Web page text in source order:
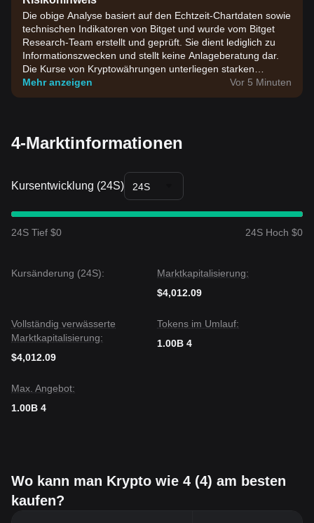
Die obige Analyse basiert auf den Echtzeit-Chartdaten sowie
technischen Indikatoren von Bitget und wurde vom Bitget
Research-Team erstellt und geprüft. Sie dient lediglich zu
Informationszwecken und stellt keine Anlageberatung dar.
Die Kurse von Kryptowährungen unterliegen starken
Schwankungen. Bitte treffen Sie Investmententscheidungen
entsprechend Ihrer eigenen Risikobereitschaft.
Mehr anzeigen Vor 5 Minuten
4-Marktinformationen
Kursentwicklung (24S) 24S
24S Tief $0 24S Hoch $0
Kursänderung (24S):
Marktkapitalisierung:
$4,012.09
Vollständig verwässerte
Marktkapitalisierung:
$4,012.09
Tokens im Umlauf:
1.00B 4
Max. Angebot:
1.00B 4
Wo kann man Krypto wie 4 (4) am besten
kaufen?